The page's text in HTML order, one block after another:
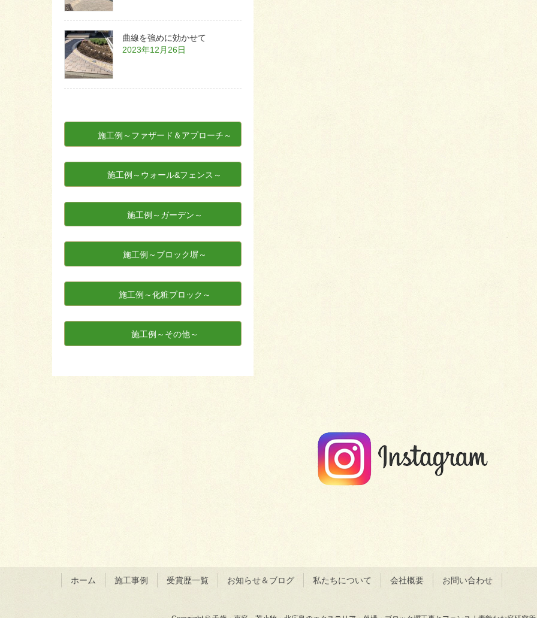
曲線を強めに効かせて
2023年12月26日
施工例～ファザード＆アプローチ～
施工例～ウォール&フェンス～
施工例～ガーデン～
施工例～ブロック塀～
施工例～化粧ブロック～
施工例～その他～
ホーム 施工事例 受賞歴一覧 お知らせ＆ブログ 私たちについて 会社概要 お問い合わせ